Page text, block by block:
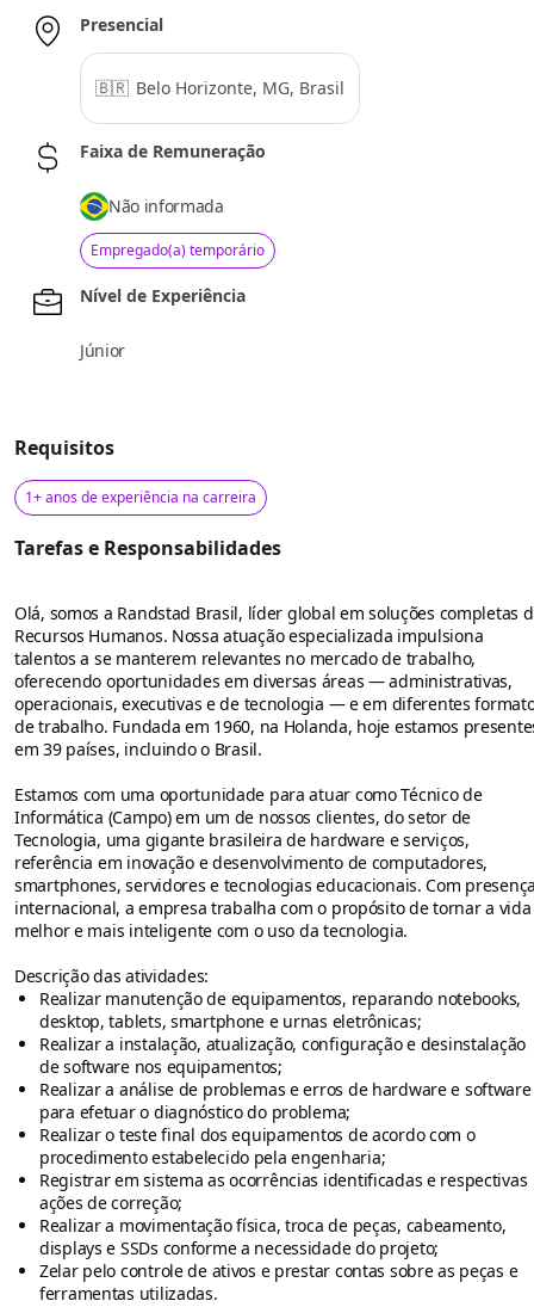
Presencial
🇧🇷 Belo Horizonte, MG, Brasil
Faixa de Remuneração
Não informada
Empregado(a) temporário
Nível de Experiência
Júnior
Requisitos
1+ anos de experiência na carreira
Tarefas e Responsabilidades
Olá, somos a Randstad Brasil, líder global em soluções completas
Recursos Humanos. Nossa atuação especializada impulsiona
talentos a se manterem relevantes no mercado de trabalho,
oferecendo oportunidades em diversas áreas — administrativas,
operacionais, executivas e de tecnologia — e em diferentes
de trabalho. Fundada em 1960, na Holanda, hoje estamos
em 39 países, incluindo o Brasil.
Estamos com uma oportunidade para atuar como Técnico de
Informática (Campo) em um de nossos clientes, do setor de
Tecnologia, uma gigante brasileira de hardware e serviços,
referência em inovação e desenvolvimento de computadores,
smartphones, servidores e tecnologias educacionais. Com
internacional, a empresa trabalha com o propósito de tornar a vida
melhor e mais inteligente com o uso da tecnologia.
Descrição das atividades:
Realizar manutenção de equipamentos, reparando notebooks,
desktop, tablets, smartphone e urnas eletrônicas;
Realizar a instalação, atualização, configuração e desinstalação
de software nos equipamentos;
Realizar a análise de problemas e erros de hardware e software
para efetuar o diagnóstico do problema;
Realizar o teste final dos equipamentos de acordo com o
procedimento estabelecido pela engenharia;
Registrar em sistema as ocorrências identificadas e respectivas
ações de correção;
Realizar a movimentação física, troca de peças, cabeamento,
displays e SSDs conforme a necessidade do projeto;
Zelar pelo controle de ativos e prestar contas sobre as peças e
ferramentas utilizadas.